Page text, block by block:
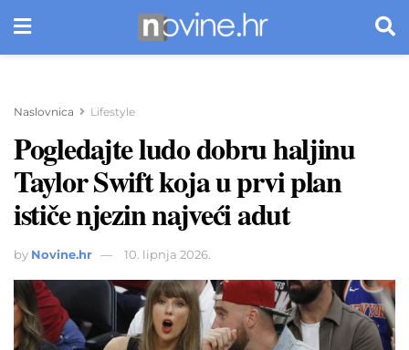
Naslovnica Lifestyle
Pogledajte ludo dobru haljinu
Taylor Swift koja u prvi plan
ističe njezin najveći adut
by Novine.hr 10. lipnja 2026.